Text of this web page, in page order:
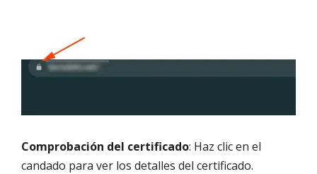
Comprobación del certificado: Haz clic en el
candado para ver los detalles del certificado.